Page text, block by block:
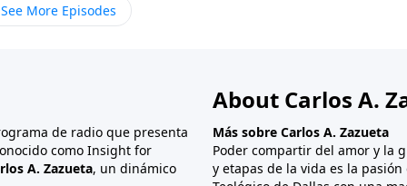
See More Episodes
de radio que presenta
como Insight for
A. Zazueta, un dinámico
About Carlos A.
Más sobre Carlos A. Zazueta
Poder compartir del amor y la
y etapas de la vida es la